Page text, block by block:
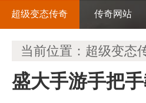
超级变态传奇 传奇网站
当前位置： 超级变态
盛大手游手把